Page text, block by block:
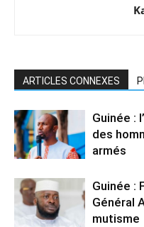
ARTICLES CONNEXES
Guinée :
des
armés
Guinée :
Général
mutisme